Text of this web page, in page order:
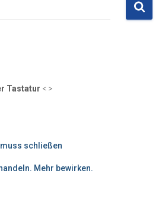
Tastatur < >
schließen
Mehr bewirken.